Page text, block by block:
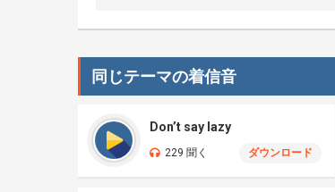
同じテーマの着信音
Don’t say lazy
229 聞く ダウンロード